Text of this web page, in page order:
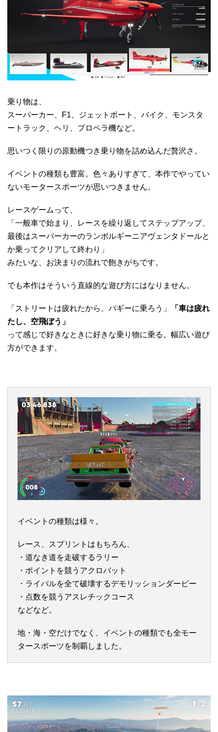
乗り物は、
スーパーカー、F1、ジェットボート、バイク、モンスタ
ートラック、ヘリ、プロペラ機など。
思いつく限りの原動機つき乗り物を詰め込んだ贅沢さ。
イベントの種類も豊富。色々ありすぎて、本作でやってい
ないモータースポーツが思いつきません。
レースゲームって、
「一般車で始まり、レースを繰り返してステップアップ、
最後はスーパーカーのランボルギーニアヴェンタドールと
か乗ってクリアして終わり」
みたいな、お決まりの流れで飽きがちです。
でも本作はそういう直線的な遊び方にはなりません。
「ストリートは疲れたから、バギーに乗ろう」
「車は疲れ
たし、空飛ぼう」
って感じで好きなときに好きな乗り物に乗る。幅広い遊び
方ができます。
イベントの種類は様々。
レース、スプリントはもちろん、
・道なき道を走破するラリー
・ポイントを競うアクロバット
・ライバルを全て破壊するデモリッションダービー
・点数を競うアスレチックコース
などなど。
地・海・空だけでなく、イベントの種類でも全モー
タースポーツを制覇しました。